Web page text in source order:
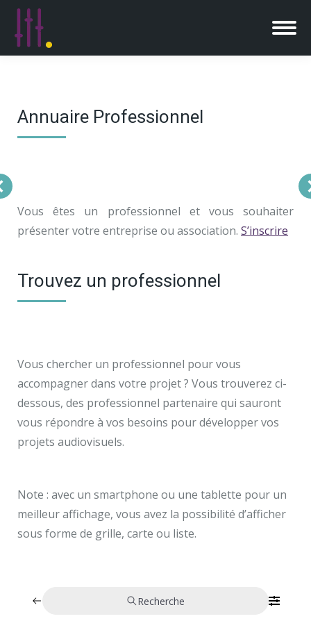
Annuaire Professionnel
Vous êtes un professionnel et vous souhaiter
présenter votre entreprise ou association. S’inscrire
Trouvez un professionnel
Vous chercher un professionnel pour vous
accompagner dans votre projet ? Vous trouverez ci-
dessous, des professionnel partenaire qui sauront
vous répondre à vos besoins pour développer vos
projets audiovisuels.
Note : avec un smartphone ou une tablette pour un
meilleur affichage, vous avez la possibilité d’afficher
sous forme de grille, carte ou liste.
Recherche